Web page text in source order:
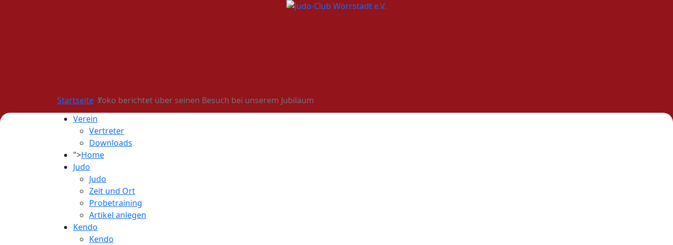
Startseite Yoko berichtet über seinen Besuch bei unserem Jubiläum
Verein
Vertreter
Downloads
">Home
Judo
Judo
Zeit und Ort
Probetraining
Artikel anlegen
Kendo
Kendo